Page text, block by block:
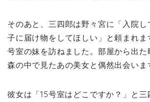
そのあと、三四郎は野々宮に「入院し
子に届け物をしてほしい」と頼まれま
号室の妹を訪ねました。部屋から出た
森の中で見たあの美女と偶然出会いま
彼女は「15号室はどこですか？」と三